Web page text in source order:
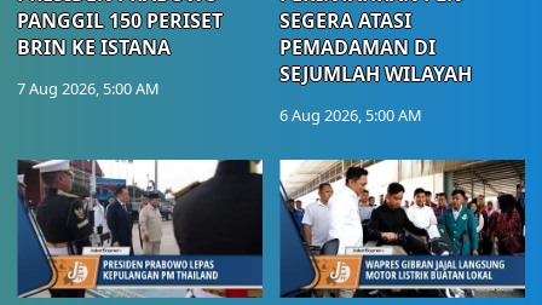
PANGGIL 150 PERISET
BRIN KE ISTANA
7 Aug 2026, 5:00 AM
SEGERA ATASI
PEMADAMAN DI
SEJUMLAH WILAYAH
6 Aug 2026, 5:00 AM